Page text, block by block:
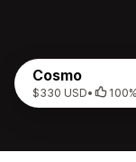
Cosmo
$330 USD• 100%